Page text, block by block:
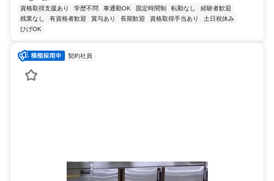
資格取得支援あり 学歴不問 車通勤OK 固定時間制 転勤なし
経験者歓迎
残業なし
有資格者歓迎 賞与あり 長期歓迎 資格取得手当あり
土日祝休み
ひげOK
契約社員